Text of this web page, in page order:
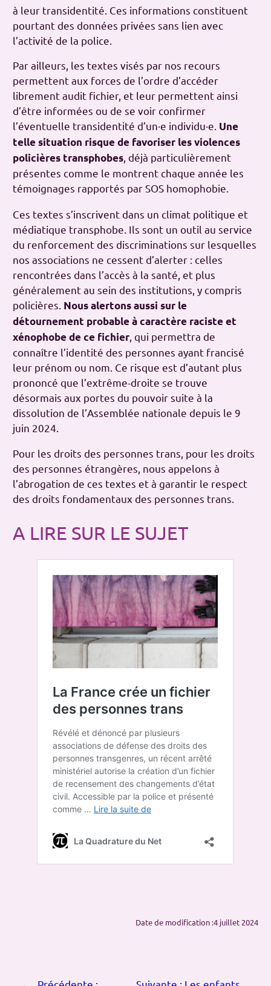
à leur transidentité. Ces informations constituent
pourtant des données privées sans lien avec
l’activité de la police.
Par ailleurs, les textes visés par nos recours
permettent aux forces de l’ordre d’accéder
librement audit fichier, et leur permettent ainsi
d’être informées ou de se voir confirmer
l’éventuelle transidentité d’un·e individu·e. Une
telle situation risque de favoriser les violences
policières transphobes, déjà particulièrement
présentes comme le montrent chaque année les
témoignages rapportés par SOS homophobie.
Ces textes s’inscrivent dans un climat politique et
médiatique transphobe. Ils sont un outil au service
du renforcement des discriminations sur lesquelles
nos associations ne cessent d’alerter : celles
rencontrées dans l’accès à la santé, et plus
généralement au sein des institutions, y compris
policières. Nous alertons aussi sur le
détournement probable à caractère raciste et
xénophobe de ce fichier, qui permettra de
connaître l’identité des personnes ayant francisé
leur prénom ou nom. Ce risque est d’autant plus
prononcé que l’extrême-droite se trouve
désormais aux portes du pouvoir suite à la
dissolution de l’Assemblée nationale depuis le 9
juin 2024.
Pour les droits des personnes trans, pour les droits
des personnes étrangères, nous appelons à
l’abrogation de ces textes et à garantir le respect
des droits fondamentaux des personnes trans.
A LIRE SUR LE SUJET
Date de modification :4 juillet 2024